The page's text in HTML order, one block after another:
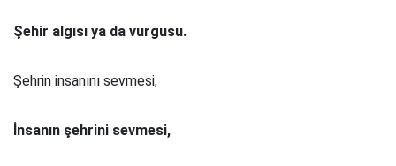
Şehir algısı ya da vurgusu.
Şehrin insanını sevmesi,
İnsanın şehrini sevmesi,